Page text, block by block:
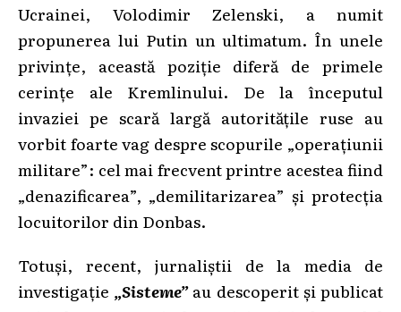
Ucrainei, Volodimir Zelenski, a numit
propunerea lui Putin un ultimatum. În unele
privințe, această poziție diferă de primele
cerințe ale Kremlinului. De la începutul
invaziei pe scară largă autoritățile ruse au
vorbit foarte vag despre scopurile „operațiunii
militare”: cel mai frecvent printre acestea fiind
„denazificarea”, „demilitarizarea” și protecția
locuitorilor din Donbas.
Totuși, recent, jurnaliștii de la media de
investigație „Sisteme”au descoperit și publicat